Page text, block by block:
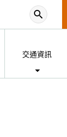
search
交通資訊